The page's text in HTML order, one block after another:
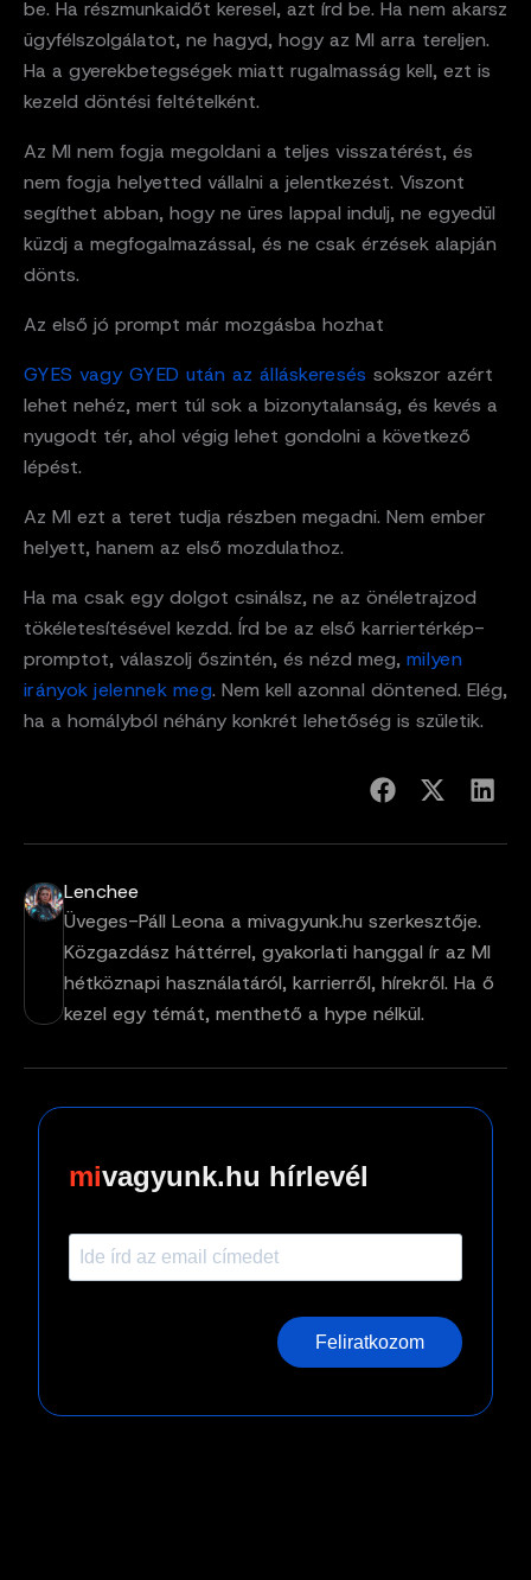
be. Ha részmunkaidőt keresel, azt írd be. Ha nem akarsz
ügyfélszolgálatot, ne hagyd, hogy az MI arra tereljen.
Ha a gyerekbetegségek miatt rugalmasság kell, ezt is
kezeld döntési feltételként.
Az MI nem fogja megoldani a teljes visszatérést, és
nem fogja helyetted vállalni a jelentkezést. Viszont
segíthet abban, hogy ne üres lappal indulj, ne egyedül
küzdj a megfogalmazással, és ne csak érzések alapján
dönts.
Az első jó prompt már mozgásba hozhat
GYES vagy GYED után az álláskeresés sokszor azért
lehet nehéz, mert túl sok a bizonytalanság, és kevés a
nyugodt tér, ahol végig lehet gondolni a következő
lépést.
Az MI ezt a teret tudja részben megadni. Nem ember
helyett, hanem az első mozdulathoz.
Ha ma csak egy dolgot csinálsz, ne az önéletrajzod
tökéletesítésével kezdd. Írd be az első karriertérkép-
promptot, válaszolj őszintén, és nézd meg, milyen
irányok jelennek meg. Nem kell azonnal döntened. Elég,
ha a homályból néhány konkrét lehetőség is születik.
Lenchee
Üveges-Páll Leona a mivagyunk.hu szerkesztője.
Közgazdász háttérrel, gyakorlati hanggal ír az MI
hétköznapi használatáról, karrierről, hírekről. Ha ő
kezel egy témát, menthető a hype nélkül.
vagyunk.hu hírlevél
Feliratkozom